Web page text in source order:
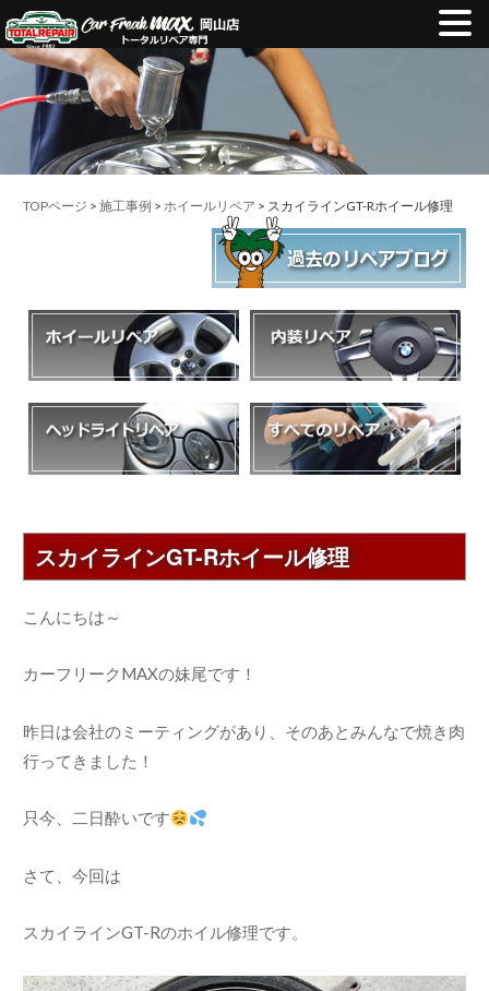
TOPページ >施工事例 > ホイールリペア > スカイラインGT-Rホイール修理
スカイラインGT-Rホイール修理
こんにちは～
カーフリークMAXの妹尾です！
昨日は会社のミーティングがあり、そのあとみんなで焼き肉
行ってきました！
只今、二日酔いです
さて、今回は
スカイラインGT-Rのホイル修理です。